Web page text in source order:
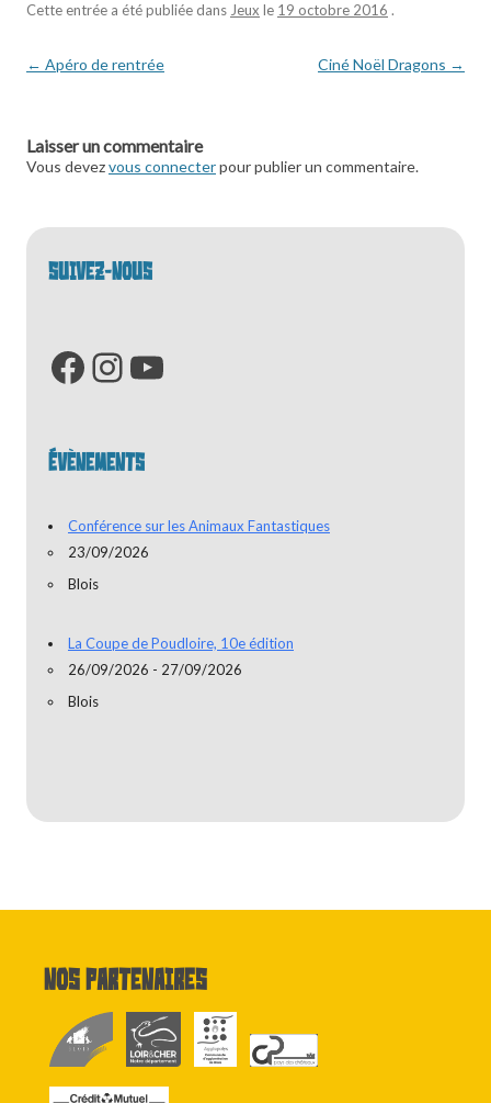
Cette entrée a été publiée dans Jeux le 19 octobre 2016 .
Navigation
← Apéro de rentrée Ciné Noël Dragons →
Laisser un commentaire
Vous devezvous connecterpour publier un commentaire.
SUIVEZ-NOUS
Facebook
Instagram
YouTube
ÉVÈNEMENTS
Conférence sur les Animaux Fantastiques
23/09/2026
Blois
La Coupe de Poudloire, 10e édition
26/09/2026 - 27/09/2026
Blois
Nos partenaires